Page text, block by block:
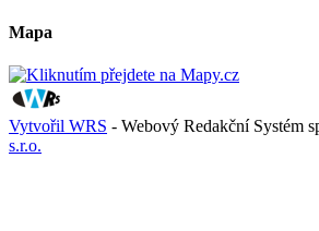
Mapa
Vytvořil WRS - Webový Redakční Systém
s.r.o.